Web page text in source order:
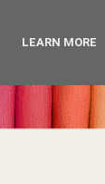
LEARN MORE